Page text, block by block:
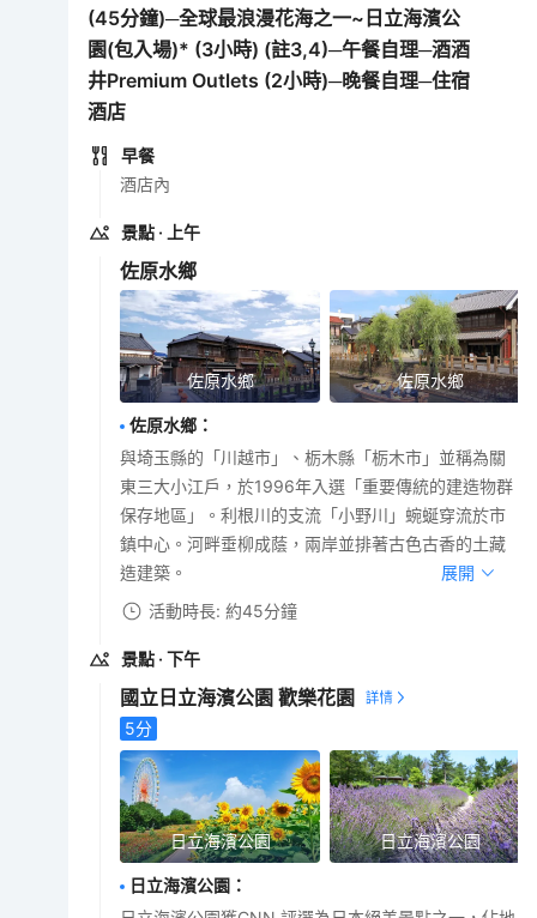
(45分鐘)─全球最浪漫花海之一~日立海濱公
園(包入場)* (3小時) (註3,4)─午餐自理─酒酒
井Premium Outlets (2小時)─晚餐自理─住宿
酒店
早餐
酒店內
景點 · 上午
佐原水鄉
佐原水鄉 佐原水鄉
佐原水鄉 ：
與埼玉縣的「川越市」、栃木縣「栃木市」並稱為關
東三大小江戶，於1996年入選「重要傳統的建造物群
保存地區」。利根川的支流「小野川」蜿蜒穿流於市
鎮中心。河畔垂柳成蔭，兩岸並排著古色古香的土藏
造建築。
展開
活動時長: 約45分鐘
景點 · 下午
國立日立海濱公園 歡樂花園
5分
日立海濱公園 日立海濱公園
日立海濱公園 ：